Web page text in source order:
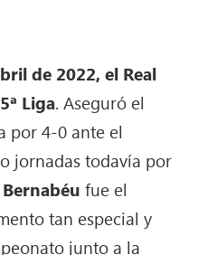
de 2022, el Real
Liga. Aseguró el
por 4-0 ante el
jornadas todavía por
fue el
tan especial y
junto a la